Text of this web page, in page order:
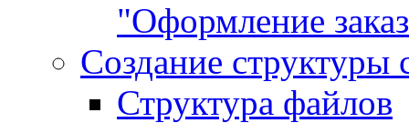
"Оформление
Создание структуры
Структура файлов